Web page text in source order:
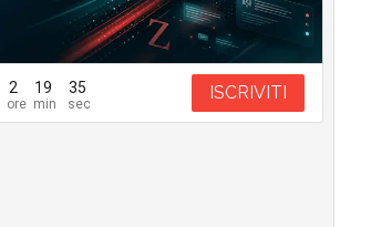
2 19 34 ISCRIVITI